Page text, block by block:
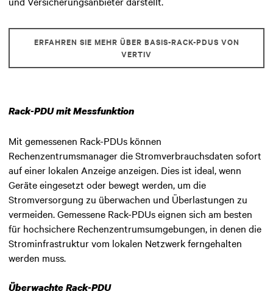
ERFAHREN SIE MEHR ÜBER BASIS-RACK-PDUS VON
VERTIV
Rack-PDU mit Messfunktion
Mit gemessenen Rack-PDUs können
Rechenzentrumsmanager die Stromverbrauchsdaten sofort
auf einer lokalen Anzeige anzeigen. Dies ist ideal, wenn
Geräte eingesetzt oder bewegt werden, um die
Stromversorgung zu überwachen und Überlastungen zu
vermeiden. Gemessene Rack-PDUs eignen sich am besten
für hochsichere Rechenzentrumsumgebungen, in denen die
Strominfrastruktur vom lokalen Netzwerk ferngehalten
werden muss.
Überwachte Rack-PDU